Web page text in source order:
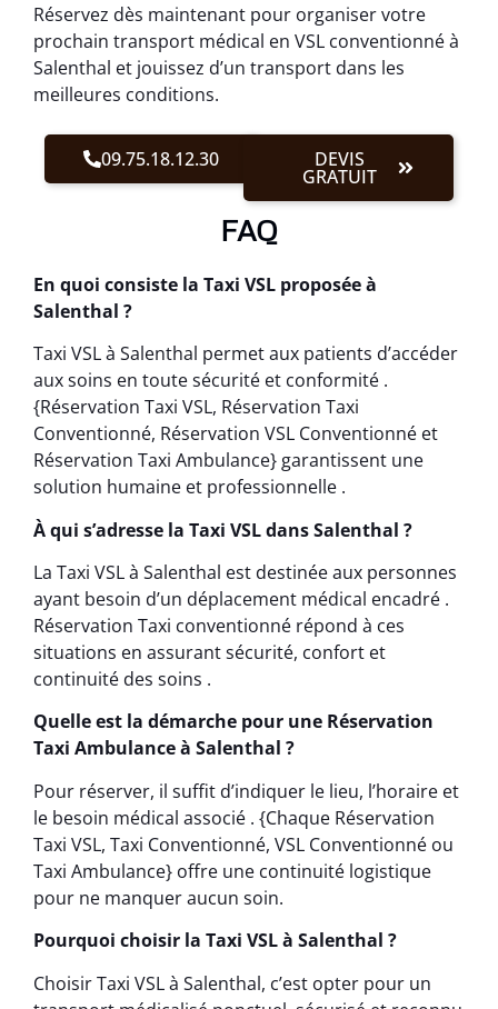
Réservez dès maintenant pour organiser votre
prochain transport médical en VSL conventionné à
Salenthal et jouissez d’un transport dans les
meilleures conditions.
09.75.18.12.30 DEVIS
GRATUIT
FAQ
En quoi consiste la Taxi VSL proposée à
Salenthal ?
Taxi VSL à Salenthal permet aux patients d’accéder
aux soins en toute sécurité et conformité .
{Réservation Taxi VSL, Réservation Taxi
Conventionné, Réservation VSL Conventionné et
Réservation Taxi Ambulance} garantissent une
solution humaine et professionnelle .
À qui s’adresse la Taxi VSL dans Salenthal ?
La Taxi VSL à Salenthal est destinée aux personnes
ayant besoin d’un déplacement médical encadré .
Réservation Taxi conventionné répond à ces
situations en assurant sécurité, confort et
continuité des soins .
Quelle est la démarche pour une Réservation
Taxi Ambulance à Salenthal ?
Pour réserver, il suffit d’indiquer le lieu, l’horaire et
le besoin médical associé . {Chaque Réservation
Taxi VSL, Taxi Conventionné, VSL Conventionné ou
Taxi Ambulance} offre une continuité logistique
pour ne manquer aucun soin.
Pourquoi choisir la Taxi VSL à Salenthal ?
Choisir Taxi VSL à Salenthal, c’est opter pour un